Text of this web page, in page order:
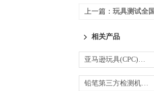
上一篇： 玩具测试全国5
相关产品
亚马逊玩具(CPC)合规文件验证
铅笔第三方检测机构提供定制化服务